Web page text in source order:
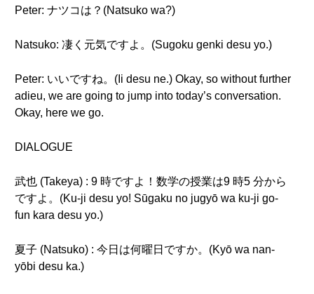
Peter: ナツコは？(Natsuko wa?)
Natsuko: 凄く元気ですよ。(Sugoku genki desu yo.)
Peter: いいですね。(Ii desu ne.) Okay, so without further
adieu, we are going to jump into today’s conversation.
Okay, here we go.
DIALOGUE
武也 (Takeya) : 9 時ですよ！数学の授業は9 時5 分から
ですよ。(Ku-ji desu yo! Sūgaku no jugyō wa ku-ji go-
fun kara desu yo.)
夏子 (Natsuko) : 今日は何曜日ですか。(Kyō wa nan-
yōbi desu ka.)